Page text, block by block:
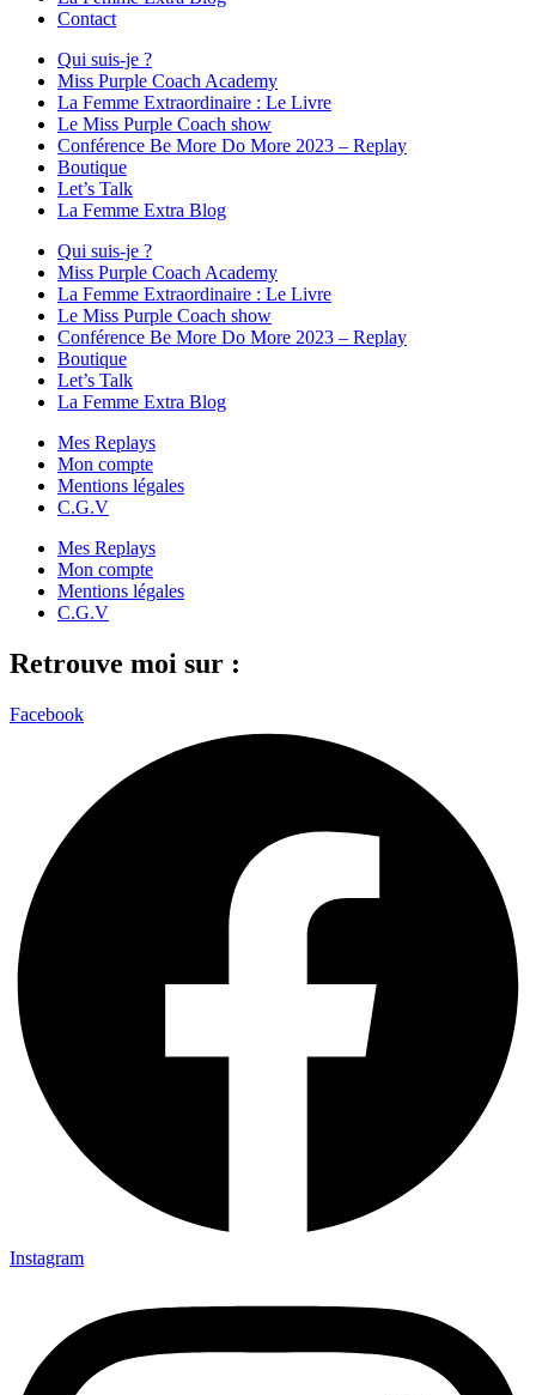
Contact
Qui suis-je ?
Miss Purple Coach Academy
La Femme Extraordinaire : Le Livre
Le Miss Purple Coach show
Conférence Be More Do More 2023 – Replay
Boutique
Let’s Talk
La Femme Extra Blog
Qui suis-je ?
Miss Purple Coach Academy
La Femme Extraordinaire : Le Livre
Le Miss Purple Coach show
Conférence Be More Do More 2023 – Replay
Boutique
Let’s Talk
La Femme Extra Blog
Mes Replays
Mon compte
Mentions légales
C.G.V
Mes Replays
Mon compte
Mentions légales
C.G.V
Retrouve moi sur :
Facebook
Instagram